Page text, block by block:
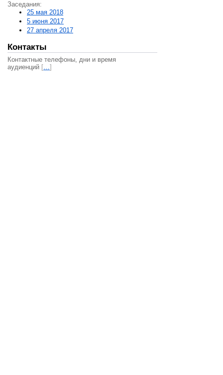
Заседания:
25 мая 2018
5 июня 2017
27 апреля 2017
Контакты
Контактные телефоны, дни и время
аудиенций […]